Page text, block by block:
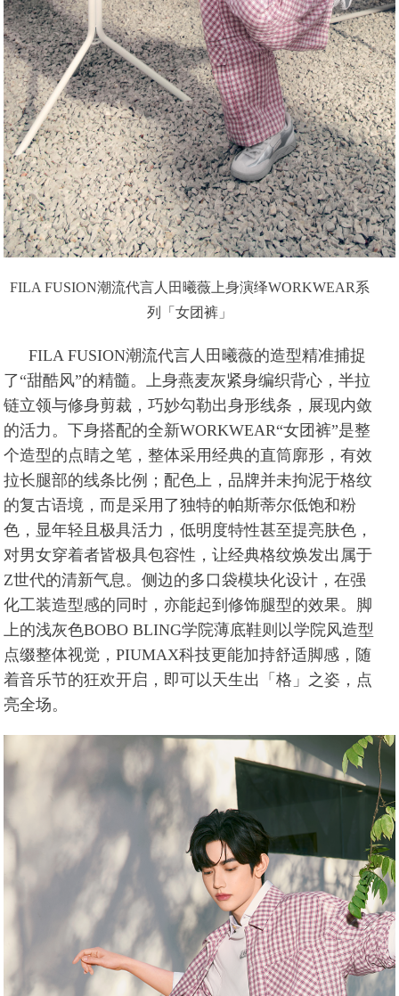
FILA FUSION潮流代言人田曦薇上身演绎WORKWEAR系
列「女团裤」
FILA FUSION潮流代言人田曦薇的造型精准捕捉
了“甜酷风”的精髓。上身燕麦灰紧身编织背心，半拉
链立领与修身剪裁，巧妙勾勒出身形线条，展现内敛
的活力。下身搭配的全新WORKWEAR“女团裤”是整
个造型的点睛之笔，整体采用经典的直筒廓形，有效
拉长腿部的线条比例；配色上，品牌并未拘泥于格纹
的复古语境，而是采用了独特的帕斯蒂尔低饱和粉
色，显年轻且极具活力，低明度特性甚至提亮肤色，
对男女穿着者皆极具包容性，让经典格纹焕发出属于
Z世代的清新气息。侧边的多口袋模块化设计，在强
化工装造型感的同时，亦能起到修饰腿型的效果。脚
上的浅灰色BOBO BLING学院薄底鞋则以学院风造型
点缀整体视觉，PIUMAX科技更能加持舒适脚感，随
着音乐节的狂欢开启，即可以天生出「格」之姿，点
亮全场。